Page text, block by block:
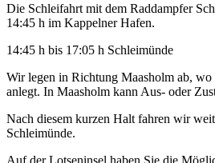
Die Schleifahrt mit dem Raddampfer
14:45 h im Kappelner Hafen.
14:45 h bis 17:05 h Schleimünde
Wir legen in Richtung Maasholm ab, wo
anlegt. In Maasholm kann Aus- oder
Nach diesem kurzen Halt fahren wir
Schleimünde.
Auf der Lotseninsel haben Sie die